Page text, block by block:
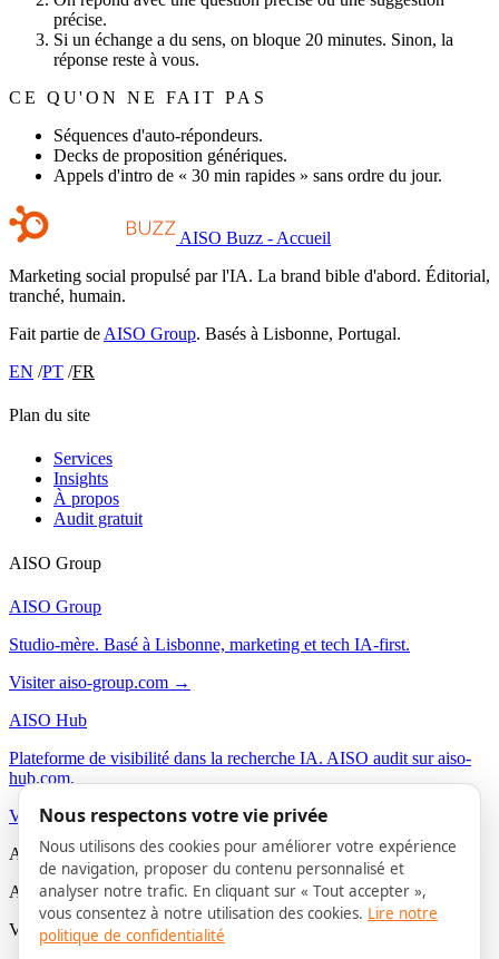
précise.
Si un échange a du sens, on bloque 20 minutes. Sinon, la
réponse reste à vous.
CE QU'ON NE FAIT PAS
Séquences d'auto-répondeurs.
Decks de proposition génériques.
Appels d'intro de « 30 min rapides » sans ordre du jour.
AISO Buzz - Accueil
Marketing social propulsé par l'IA. La brand bible d'abord. Éditorial,
tranché, humain.
Fait partie de AISO Group. Basés à Lisbonne, Portugal.
EN /PT /FR
Plan du site
Services
Insights
À propos
Audit gratuit
AISO Group
AISO Group
Studio-mère. Basé à Lisbonne, marketing et tech IA-first.
Visiter aiso-group.com →
AISO Hub
Plateforme de visibilité dans la recherche IA. AISO audit sur aiso-
hub.com.
Visiter aiso-hub.com →
AISO Buzz
Agence de contenu IA on-brand. Social et contenu pour B2B.
Vous êtes ici
Nous respectons votre vie privée
Nous utilisons des cookies pour améliorer votre expérience
de navigation, proposer du contenu personnalisé et
analyser notre trafic. En cliquant sur « Tout accepter »,
vous consentez à notre utilisation des cookies. Lire notre
politique de confidentialité